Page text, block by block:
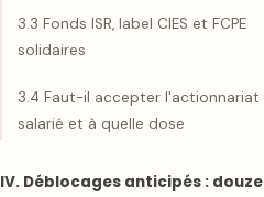
3.3 Fonds ISR, label CIES et FCPE
solidaires
3.4 Faut-il accepter l'actionnariat
salarié et à quelle dose
IV. Déblocages anticipés : douze